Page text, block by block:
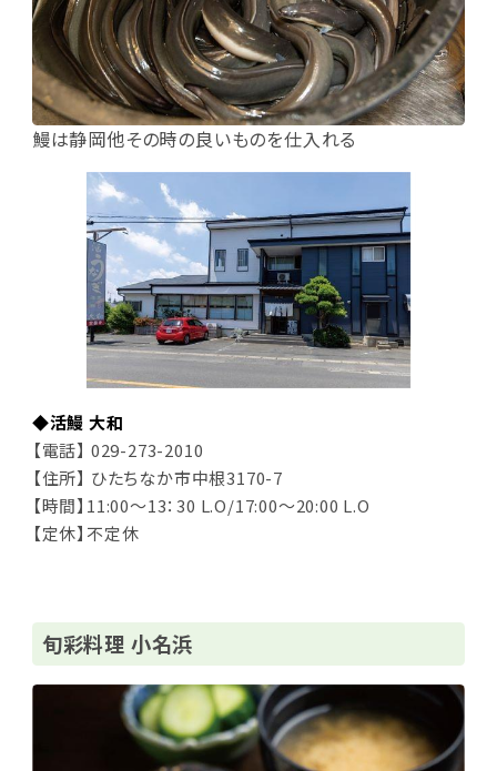
鰻は静岡他その時の良いものを仕入れる
◆活鰻 大和
【電話】 029-273-2010
【住所】 ひたちなか市中根3170-7
【時間】11:00～13：30 L.O/17:00～20:00 L.O
【定休】不定休
旬彩料理 小名浜